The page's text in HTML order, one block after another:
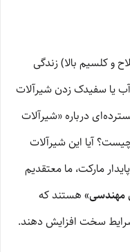
و کلسیم بالا) زندگی
یا سفیدک زدن شیرآلات
درباره «شیرآلات
آیا این شیرآلات
مارکت، ما معتقدیم
مهندسی» هستند که
سخت افزایش دهند.